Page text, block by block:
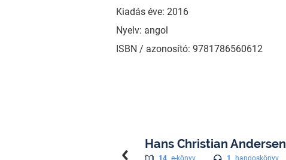
Kiadás éve: 2016
Nyelv: angol
ISBN / azonosító: 9781786560612
Hans Christian Andersen
1 hangoskönyv